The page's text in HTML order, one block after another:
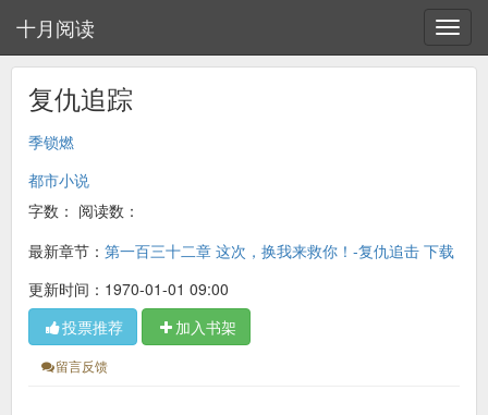
十月阅读
复仇追踪
季锁燃
都市小说
字数： 阅读数：
最新章节： 第一百三十二章 这次，换我来救你！-复仇追击 下载
更新时间：1970-01-01 09:00
投票推荐
加入书架
留言反馈